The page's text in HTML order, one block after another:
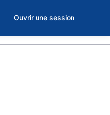
Ouvrir une session